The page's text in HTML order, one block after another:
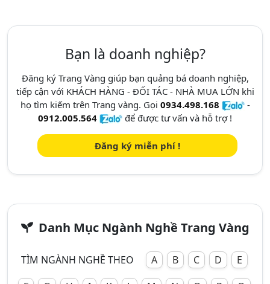
Bạn là doanh nghiệp?
Đăng ký Trang Vàng giúp bạn quảng bá doanh nghiệp,
tiếp cận với KHÁCH HÀNG - ĐỐI TÁC - NHÀ MUA LỚN khi
họ tìm kiếm trên Trang vàng. Gọi 0934.498.168
-
0912.005.564
để được tư vấn và hỗ trợ !
Đăng ký miễn phí !
Danh Mục Ngành Nghề Trang Vàng
TÌM NGÀNH NGHỀ THEO A B C D
E